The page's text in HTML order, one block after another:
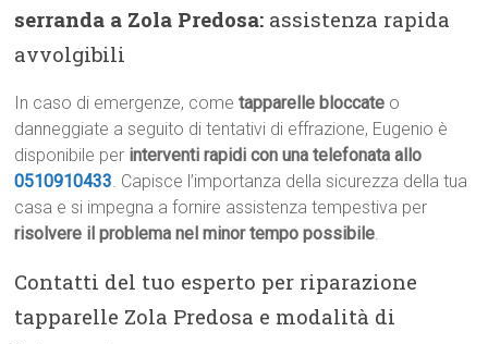
serranda a Zola Predosa: assistenza rapida
avvolgibili
In caso di emergenze, cometapparelle bloccate o
danneggiate a seguito di tentativi di effrazione, Eugenio è
disponibile per interventi rapidi con una telefonata allo
0510910433. Capisce l’importanza della sicurezza della tua
casa e si impegna a fornire assistenza tempestiva per
risolvere il problema nel minor tempo possibile.
Contatti del tuo esperto per riparazione
tapparelle Zola Predosa e modalità di